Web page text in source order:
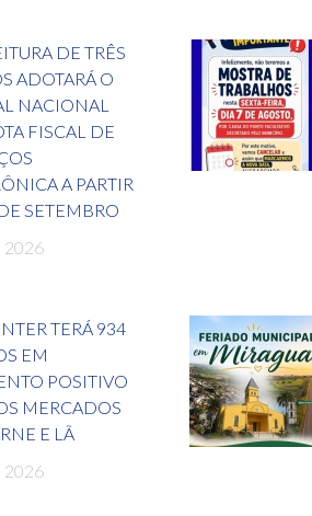
DE TRÊS
ADOTARÁ O
NACIONAL
FISCAL DE
A PARTIR
SETEMBRO
2026
TERÁ 934
EM
POSITIVO
MERCADOS
E LÃ
2026